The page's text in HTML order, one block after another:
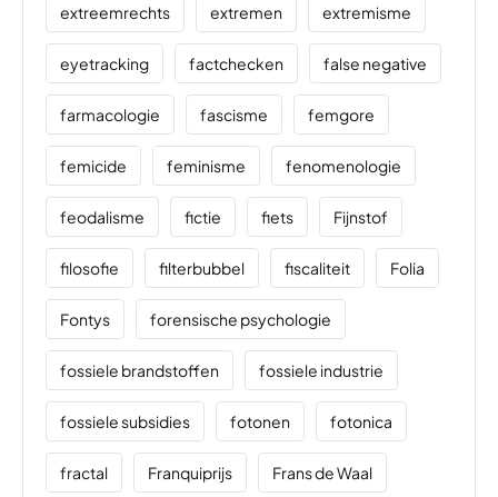
extreemrechts extremen extremisme
eyetracking factchecken false negative
farmacologie fascisme femgore
femicide feminisme fenomenologie
feodalisme fictie fiets Fijnstof
filosofie filterbubbel fiscaliteit Folia
Fontys forensische psychologie
fossiele brandstoffen fossiele industrie
fossiele subsidies fotonen fotonica
fractal Franquiprijs Frans de Waal